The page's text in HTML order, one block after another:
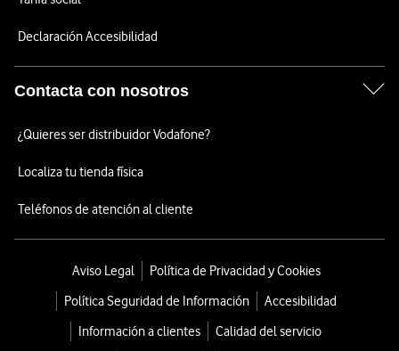
Declaración Accesibilidad
Contacta con nosotros
¿Quieres ser distribuidor Vodafone?
Localiza tu tienda física
Teléfonos de atención al cliente
Aviso Legal
Política de Privacidad y Cookies
Política Seguridad de Información
Accesibilidad
Información a clientes
Calidad del servicio